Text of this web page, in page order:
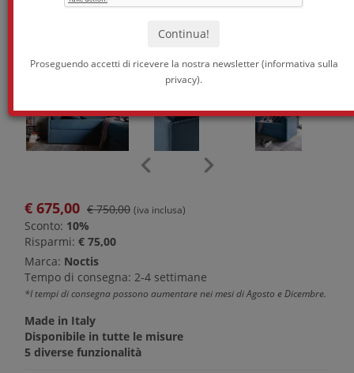
Proseguendo accetti di ricevere la nostra newsletter (informativa sulla
privacy).
€ 675,00 € 750,00 (iva inclusa)
Sconto: 10%
Risparmi: € 75,00
Marca: Noctis
Tempo di consegna: 2-4 settimane
*I tempi di consegna possono aumentare nei mesi di Agosto e Dicembre.
Made in Italy
Disponibile in tutte le misure
5 diverse funzionalità